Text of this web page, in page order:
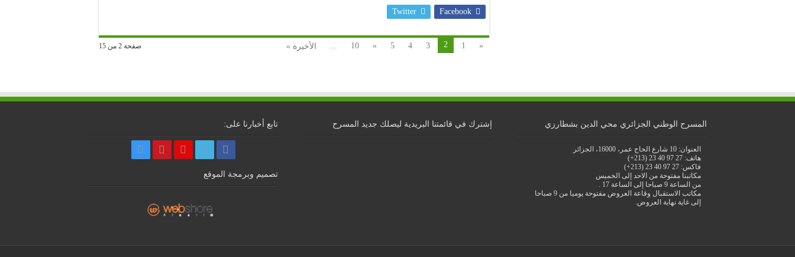
Facebook
Twitter
صفحة 2 من 15 «
1
2
3
4
5
»
10 الأخيرة »
المسرح الوطني الجزائري محي الدين بشطارزي
العنوان: 10 شارع الحاج عمر، 16000، الجزائر
هاتف: 27 97 40 23 (213+)
فاكس: 27 97 40 23 (213+)
مكاتبنا مفتوحة من الاحد إلى الخميس
من الساعة 9 صباحا إلى الساعة 17 .
مكاتب الاستقبال وقاعة العروض مفتوحة يوميا من 9 صباحا
إلى غاية نهاية العروض.
إشترك في قائمتنا البريدية ليصلك جديد المسرح تابع أخبارنا على:
تصميم وبرمجة الموقع